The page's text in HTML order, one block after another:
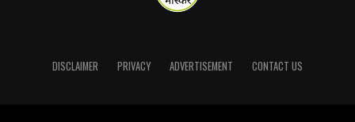
DISCLAIMER PRIVACY ADVERTISEMENT CONTACT US